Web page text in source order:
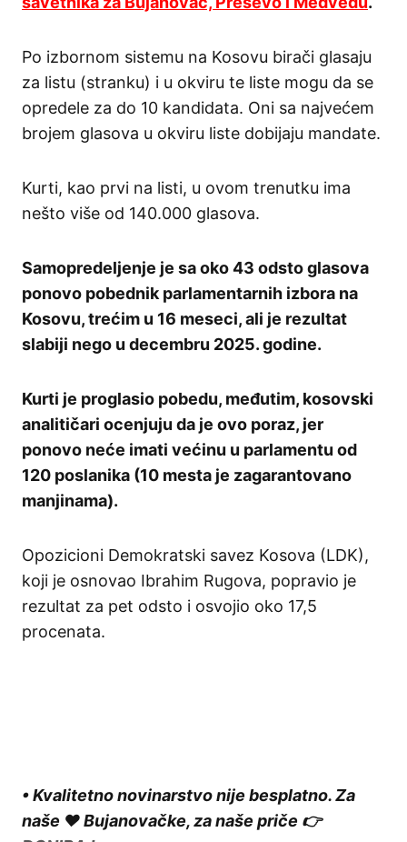
Po izbornom sistemu na Kosovu birači glasaju
za listu (stranku) i u okviru te liste mogu da se
opredele za do 10 kandidata. Oni sa najvećem
brojem glasova u okviru liste dobijaju mandate.
Kurti, kao prvi na listi, u ovom trenutku ima
nešto više od 140.000 glasova.
Samopredeljenje je sa oko 43 odsto glasova
ponovo pobednik parlamentarnih izbora na
Kosovu, trećim u 16 meseci, ali je rezultat
slabiji nego u decembru 2025. godine.
Kurti je proglasio pobedu, međutim, kosovski
analitičari ocenjuju da je ovo poraz, jer
ponovo neće imati većinu u parlamentu od
120 poslanika (10 mesta je zagarantovano
manjinama).
Opozicioni Demokratski savez Kosova (LDK),
koji je osnovao Ibrahim Rugova, popravio je
rezultat za pet odsto i osvojio oko 17,5
procenata.
• Kvalitetno novinarstvo nije besplatno. Za
naše ❤️ Bujanovačke, za naše priče 👉